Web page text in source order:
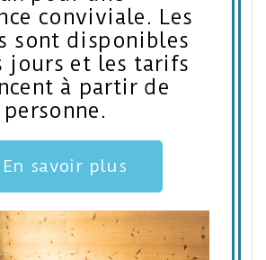
conviviale. Les
sont disponibles
jours et les tarifs
à partir de
En savoir plus